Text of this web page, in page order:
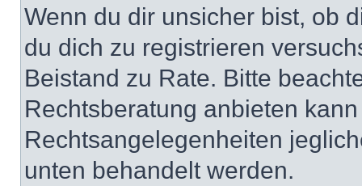
Wenn du dir unsicher bist, ob
du dich zu registrieren
Beistand zu Rate. Bitte
Rechtsberatung anbieten
Rechtsangelegenheiten
unten behandelt werden.